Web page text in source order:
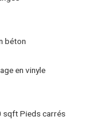
béton
en vinyle
sqft Pieds carrés